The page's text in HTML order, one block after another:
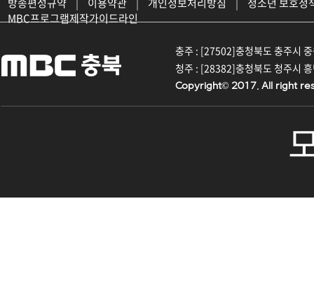
MBC프로그램제작가이드라인
충주 : [27502]충청북도 충주시
청주 : [28382]충청북도 청주시
Copyright© 2017. All right